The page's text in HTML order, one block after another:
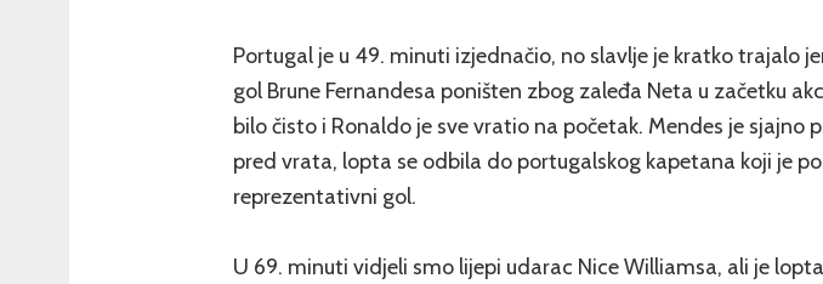
Portugal je u 49. minuti izjednačio, no slavlje je kratko trajalo
gol Brune Fernandesa poništen zbog zaleđa Neta u začetku
bilo čisto i Ronaldo je sve vratio na početak. Mendes je sjajno
pred vrata, lopta se odbila do portugalskog kapetana koji je
reprezentativni gol.
U 69. minuti vidjeli smo lijepi udarac Nice Williamsa, ali je